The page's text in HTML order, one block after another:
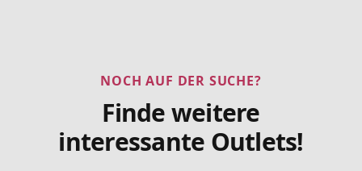
NOCH AUF DER SUCHE?
Finde weitere
interessante Outlets!